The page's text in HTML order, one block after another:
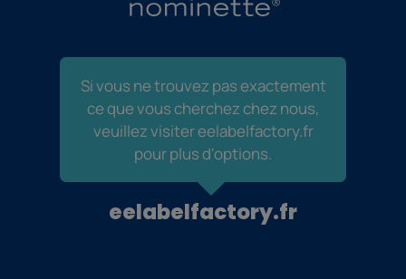
Si vous ne trouvez pas exactement
ce que vous cherchez chez nous,
veuillez visiter eelabelfactory.fr
pour plus d'options.
eelabelfactory.fr